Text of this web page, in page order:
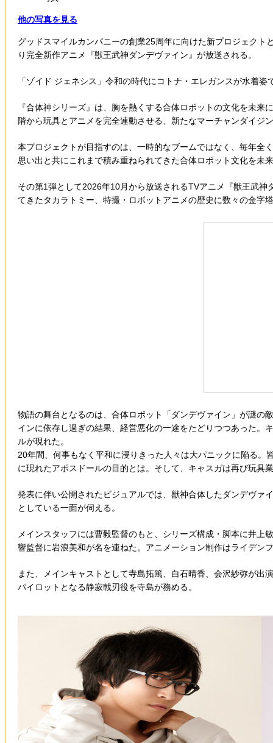
他の写真を見る
グッドスマイルカンパニーの創業25周年に向けた新プロジェク
り完全新作アニメ『獣王武神ダンデヴァイン』が放送される。
「ゾイド ジェネシス」令和の時代にコトナ・エレガンスが水着
『合体神シリーズ』は、胸を熱くする合体ロボットの文化を未
階から玩具とアニメを完全連動させる、新たなマーチャンダイジ
本プロジェクトが目指すのは、一時的なブームではなく、毎年全
思い出と共にこれまで積み重ねられてきた合体ロボット文化を未
その第1弾として2026年10月から放送されるTVアニメ『獣王武
てきたタカラトミー、特撮・ロボットアニメの歴史に数々の金字
物語の舞台となるのは、合体ロボット「ダンデヴァイン」が謎の
インに依存し過ぎの結果、経営悪化の一途をたどりつつあった
ルが現れた。
20年間、何事もなく平和に浸りきった人々は大パニックに陥る
に現れたアポスドールの目的とは。そして、キャスガは再び玩
発表に伴い公開されたビジュアルでは、獣神合体したダンデヴァ
としている一面が伺える。
メインスタッフには曹毅監督のもと、シリーズ構成・脚本に井
響監督に岩浪美和が名を連ねた。アニメーション制作はライデン
また、メインキャストとして寺島拓篤、白石晴香、会沢紗弥が
パイロットとなる静寂戟刃役を寺島が務める。